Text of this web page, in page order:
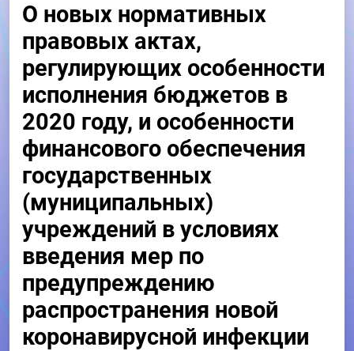
О новых нормативных
правовых актах,
регулирующих особенности
исполнения бюджетов в
2020 году, и особенности
финансового обеспечения
государственных
(муниципальных)
учреждений в условиях
введения мер по
предупреждению
распространения новой
коронавирусной инфекции